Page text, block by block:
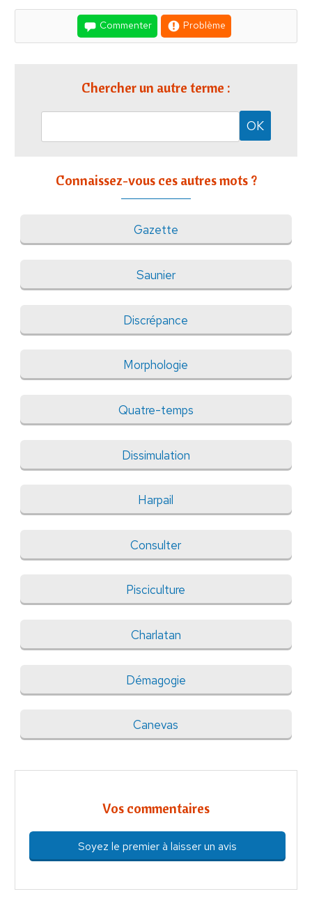
Commenter Problème
Chercher un autre terme :
Connaissez-vous ces autres mots ?
Gazette
Saunier
Discrépance
Morphologie
Quatre-temps
Dissimulation
Harpail
Consulter
Pisciculture
Charlatan
Démagogie
Canevas
Vos commentaires
Soyez le premier à laisser un avis